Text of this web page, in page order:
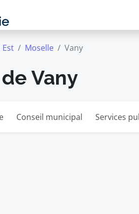
Est Moselle Vany
Vany
Conseil municipal Services